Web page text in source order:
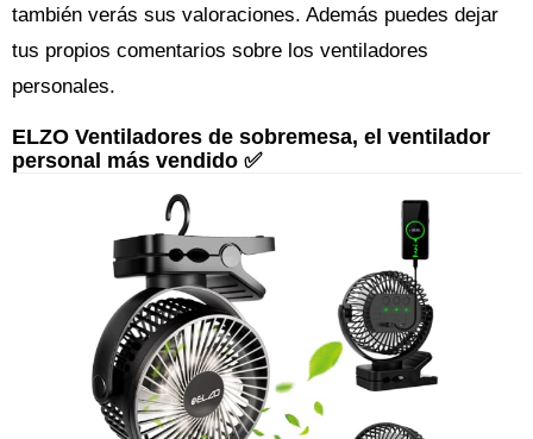
también verás sus valoraciones. Además puedes dejar
tus propios comentarios sobre los ventiladores
personales.
ELZO Ventiladores de sobremesa, el ventilador
personal más vendido ✅